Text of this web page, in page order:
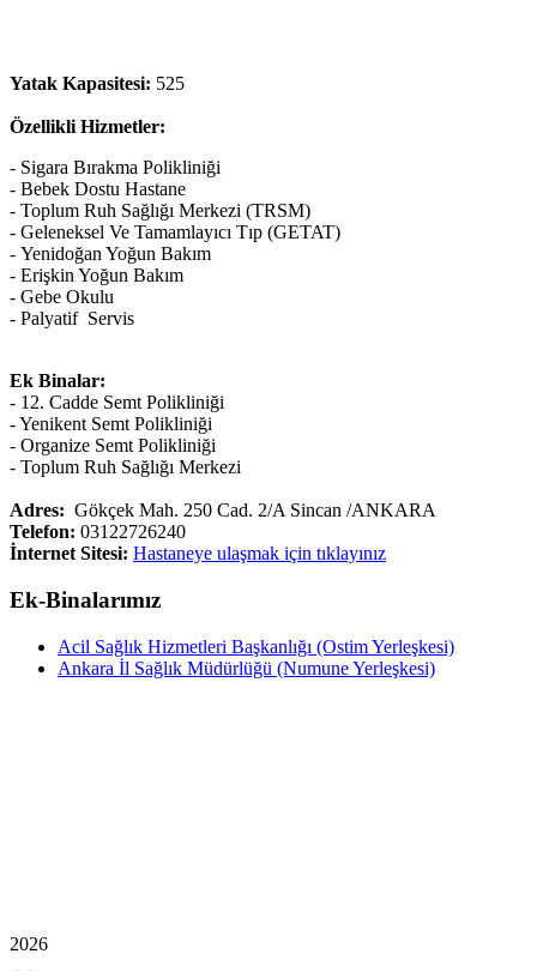
Yatak Kapasitesi: 525
Özellikli Hizmetler:
- Sigara Bırakma Polikliniği
- Bebek Dostu Hastane
- Toplum Ruh Sağlığı Merkezi (TRSM)
- Geleneksel Ve Tamamlayıcı Tıp (GETAT)
- Yenidoğan Yoğun Bakım
- Erişkin Yoğun Bakım
- Gebe Okulu
- Palyatif Servis
Ek Binalar:
- 12. Cadde Semt Polikliniği
- Yenikent Semt Polikliniği
- Organize Semt Polikliniği
- Toplum Ruh Sağlığı Merkezi
Adres: Gökçek Mah. 250 Cad. 2/A Sincan /ANKARA
Telefon: 03122726240
İnternet Sitesi: Hastaneye ulaşmak için tıklayınız
Ek-Binalarımız
Acil Sağlık Hizmetleri Başkanlığı (Ostim Yerleşkesi)
Ankara İl Sağlık Müdürlüğü (Numune Yerleşkesi)
2026